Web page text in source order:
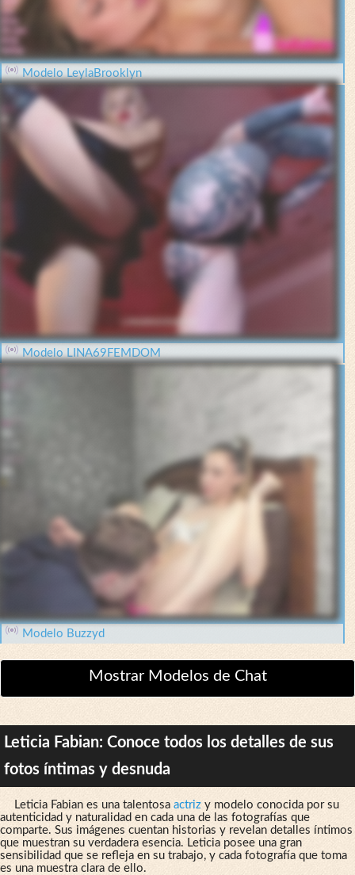
Modelo LeylaBrooklyn
Modelo LINA69FEMDOM
Modelo Buzzyd
Mostrar Modelos de Chat
Leticia Fabian: Conoce todos los detalles de sus
fotos íntimas y desnuda
Leticia Fabian es una talentosa actrizy modelo conocida por su
autenticidad y naturalidad en cada una de las fotografías que
comparte. Sus imágenes cuentan historias y revelan detalles íntimos
que muestran su verdadera esencia. Leticia posee una gran
sensibilidad que se refleja en su trabajo, y cada fotografía que toma
es una muestra clara de ello.